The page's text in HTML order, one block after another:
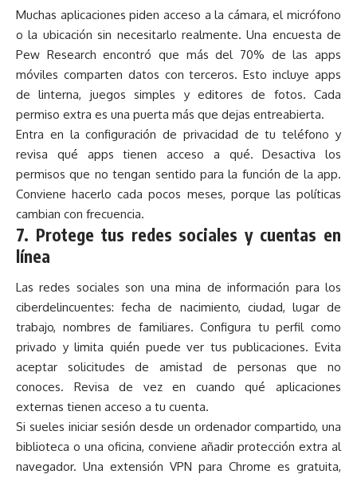
Muchas aplicaciones piden acceso a la cámara, el micrófono
o la ubicación sin necesitarlo realmente. Una encuesta de
Pew Research encontró que más del 70% de las apps
móviles comparten datos con terceros. Esto incluye apps
de linterna, juegos simples y editores de fotos. Cada
permiso extra es una puerta más que dejas entreabierta.
Entra en la configuración de privacidad de tu teléfono y
revisa qué apps tienen acceso a qué. Desactiva los
permisos que no tengan sentido para la función de la app.
Conviene hacerlo cada pocos meses, porque las políticas
cambian con frecuencia.
7. Protege tus redes sociales y cuentas en
línea
Las redes sociales son una mina de información para los
ciberdelincuentes: fecha de nacimiento, ciudad, lugar de
trabajo, nombres de familiares. Configura tu perfil como
privado y limita quién puede ver tus publicaciones. Evita
aceptar solicitudes de amistad de personas que no
conoces. Revisa de vez en cuando qué aplicaciones
externas tienen acceso a tu cuenta.
Si sueles iniciar sesión desde un ordenador compartido, una
biblioteca o una oficina, conviene añadir protección extra al
navegador. Una extensión VPN para Chrome es gratuita,